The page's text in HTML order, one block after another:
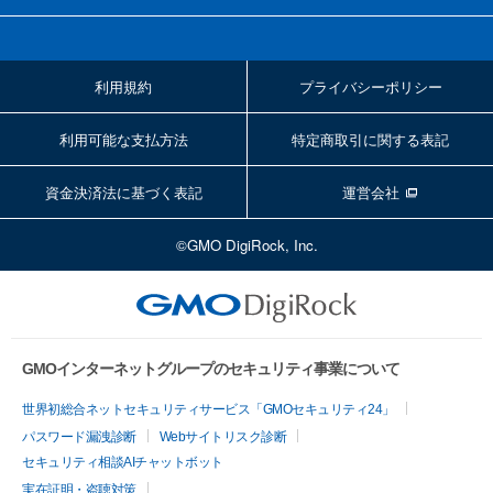
利用規約 プライバシーポリシー
利用可能な支払方法 特定商取引に関する表記
資金決済法に基づく表記 運営会社
©GMO DigiRock, Inc.
GMOインターネットグループのセキュリティ事業について
世界初総合ネットセキュリティサービス「GMOセキュリティ24」
パスワード漏洩診断
Webサイトリスク診断
セキュリティ相談AIチャットボット
実在証明・盗聴対策